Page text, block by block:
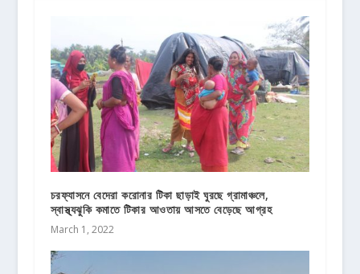
চরফ্যাসনে বেদেরা করোনার টিকা ছাড়াই ঘুরছে গ্রামাঞ্চলে,
স্বাস্থ্যঝুকি কমাতে টিকার আওতায় আসতে বেড়েছে আগ্রহ
March 1, 2022